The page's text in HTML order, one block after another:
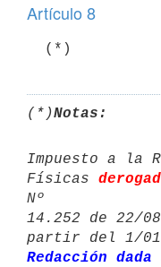
Artículo 8
(*)Notas:
Impuesto a la
Físicas
Nº
14.252 de 22/
Redacción